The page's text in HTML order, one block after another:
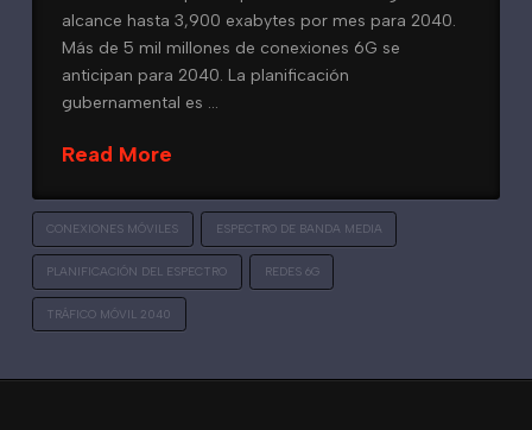
alcance hasta 3,900 exabytes por mes para 2040.
Más de 5 mil millones de conexiones 6G se
anticipan para 2040. La planificación
gubernamental es …
Read More
CONEXIONES MÓVILES ESPECTRO DE BANDA MEDIA
PLANIFICACIÓN DEL ESPECTRO REDES 6G
TRÁFICO MÓVIL 2040